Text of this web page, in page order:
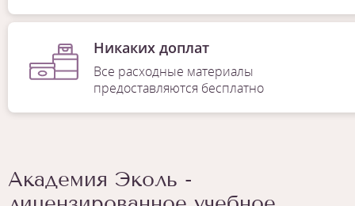
Никаких доплат
Все расходные материалы
предоставляются бесплатно
Академия Эколь -